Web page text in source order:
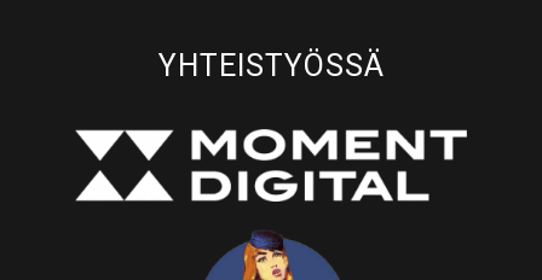
YHTEISTYÖSSÄ